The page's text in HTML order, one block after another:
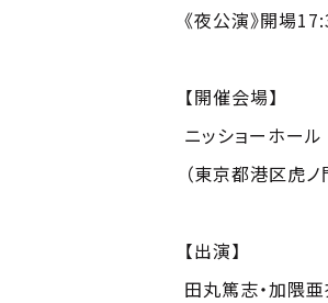
《夜公演》開場
【開催会場】
ニッショーホール
（東京都港区虎
【出演】
田丸篤志・加隈亜